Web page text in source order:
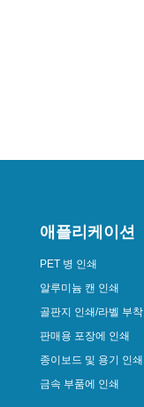
애플리케이션
PET 병 인쇄
알루미늄 캔 인쇄
골판지 인쇄/라벨 부착
판매용 포장에 인쇄
종이보드 및 용기 인쇄
금속 부품에 인쇄